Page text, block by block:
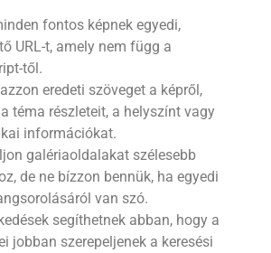
fontos képnek egyedi,
URL-t, amely nem függ a
től.
eredeti szöveget a képről,
téma részleteit, a helyszínt vagy
információkat.
galériaoldalakat szélesebb
de ne bízzon bennük, ha egyedi
van szó.
segíthetnek abban, hogy a
jobban szerepeljenek a keresési